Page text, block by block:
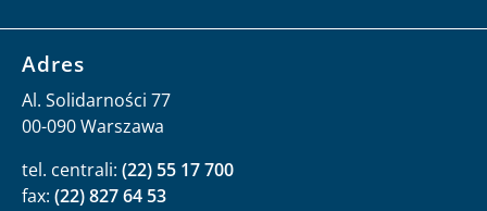
Adres
Al. Solidarności 77
00-090 Warszawa
tel. centrali: (22) 55 17 700
fax: (22) 827 64 53